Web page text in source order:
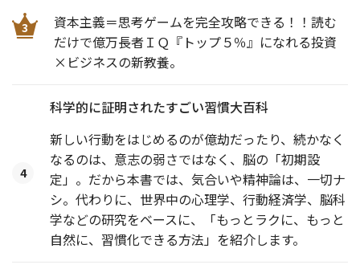
3
資本主義＝思考ゲームを完全攻略できる！！読む
だけで億万長者ＩＱ『トップ５％』になれる投資
×ビジネスの新教養。
4
科学的に証明されたすごい習慣大百科
新しい行動をはじめるのが億劫だったり、続かなく
なるのは、意志の弱さではなく、脳の「初期設
定」。だから本書では、気合いや精神論は、一切ナ
シ。代わりに、世界中の心理学、行動経済学、脳科
学などの研究をベースに、「もっとラクに、もっと
自然に、習慣化できる方法」を紹介します。